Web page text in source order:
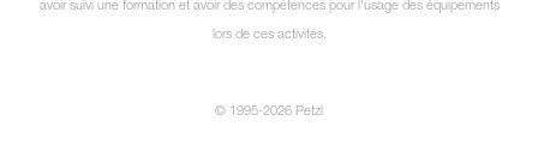
avoir suivi une formation et avoir des compétences pour l’usage des équipements
lors de ces activités.
© 1995-2026 Petzl